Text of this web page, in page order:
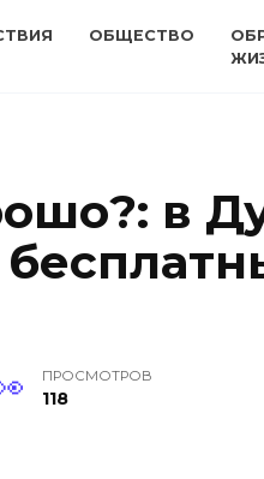
ОБЩЕСТВО
в
ПРОСМОТРОВ
118